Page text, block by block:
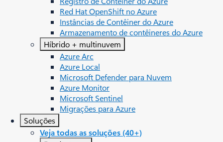
Red Hat OpenShift no Azure
Instâncias de Contêiner do Azure
Armazenamento de contêineres do Azure
Híbrido + multinuvem
Azure Arc​
Azure Local
Microsoft Defender para Nuvem
Azure Monitor
Microsoft Sentinel
Migrações para Azure
Soluções
Veja todas as soluções (40+)